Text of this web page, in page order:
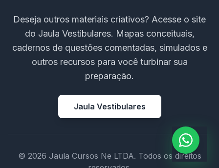
Deseja outros materiais criativos? Acesse o site
do Jaula Vestibulares. Mapas conceituais,
cadernos de questões comentadas, simulados e
outros recursos para você turbinar sua
preparação.
Jaula Vestibulares
© 2026 Jaula Cursos Ne LTDA. Todos os direitos